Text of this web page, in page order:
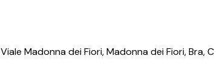
Viale Madonna dei Fiori, Madonna dei Fiori, Bra,